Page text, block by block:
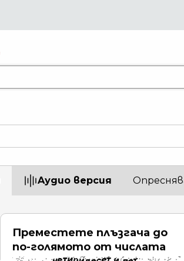
Aудио версия
Преместете плъзгача до
по-голямото от числата